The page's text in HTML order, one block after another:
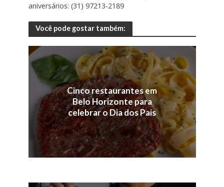
aniversários: (31) 97213-2189
Você pode gostar também:
Cinco restaurantes em
Belo Horizonte para
celebrar o Dia dos Pais